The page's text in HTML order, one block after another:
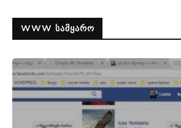
WWW ᲡᲐᲛᲧᲐᲠᲝ